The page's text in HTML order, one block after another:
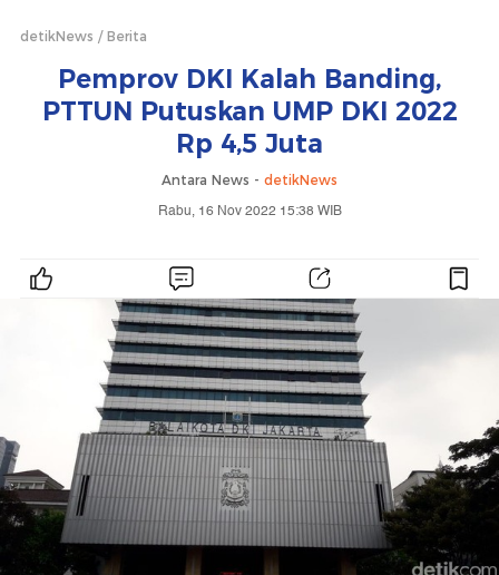
detikNews Berita
Pemprov DKI Kalah Banding,
PTTUN Putuskan UMP DKI 2022
Rp 4,5 Juta
Antara News - detikNews
Rabu, 16 Nov 2022 15:38 WIB